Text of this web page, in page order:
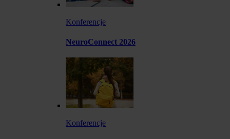
Konferencje
NeuroConnect 2026
Konferencje